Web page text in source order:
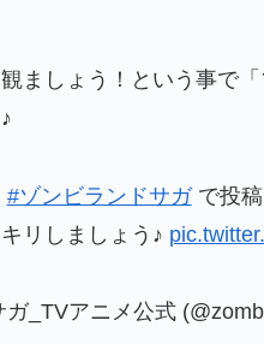
ましょう！という事で
#ゾンビランドサガで投稿
リしましょう♪
_TVアニメ公式